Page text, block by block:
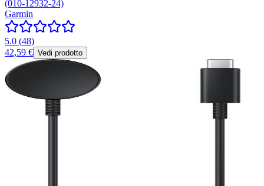
(010-12932-24)
Garmin
5.0 (48)
42,59 € Vedi prodotto